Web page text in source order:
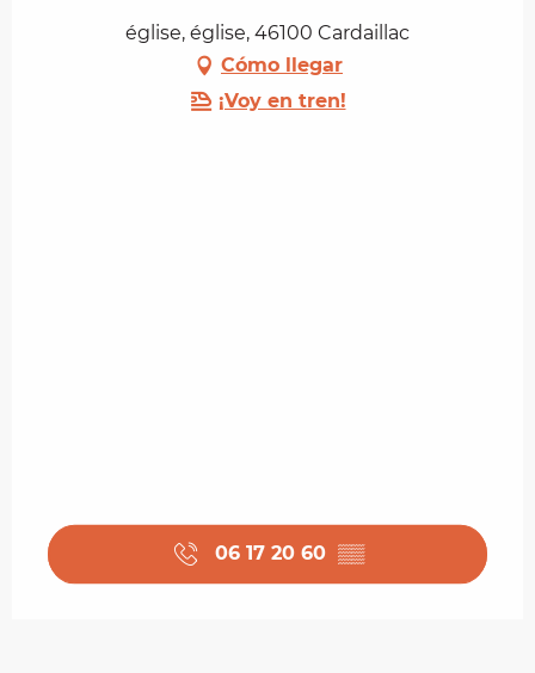
église, église, 46100 Cardaillac
Cómo llegar
¡Voy en tren!
06 17 20 60 ▒▒